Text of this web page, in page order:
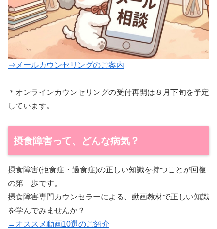
⇒メールカウンセリングのご案内
＊オンラインカウンセリングの受付再開は８月下旬を予定
しています。
摂食障害って、どんな病気？
摂食障害(拒食症・過食症)の正しい知識を持つことが回復
の第一歩です。
摂食障害専門カウンセラーによる、動画教材で正しい知識
を学んでみませんか？
→オススメ動画10選のご紹介